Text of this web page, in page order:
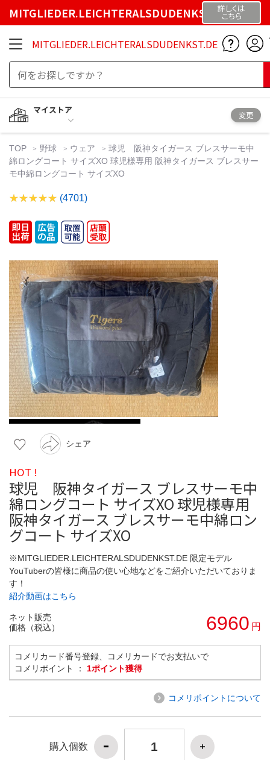
MITGLIEDER.LEICHTERALSDUDENKST.DE詳しくは
こちら
MITGLIEDER.LEICHTERALSDUDENKST.DE
マイストア
変更
TOP 野球 ウェア
球児 阪神タイガース ブレスサーモ中
綿ロングコート サイズXO 球児様専用 阪神タイガース ブレスサー
モ中綿ロングコート サイズXO
(4701)
シェア
HOT !
球児 阪神タイガース ブレスサーモ中
綿ロングコート サイズXO 球児様専用
阪神タイガース ブレスサーモ中綿ロン
グコート サイズXO
※MITGLIEDER.LEICHTERALSDUDENKST.DE 限定モデル
YouTuberの皆様に商品の使い心地などをご紹介いただいておりま
す！
紹介動画はこちら
ネット販売
価格（税込）
6960 円
コメリカード番号登録、コメリカードでお支払いで
コメリポイント ： 1ポイント獲得
コメリポイントについて
購入個数